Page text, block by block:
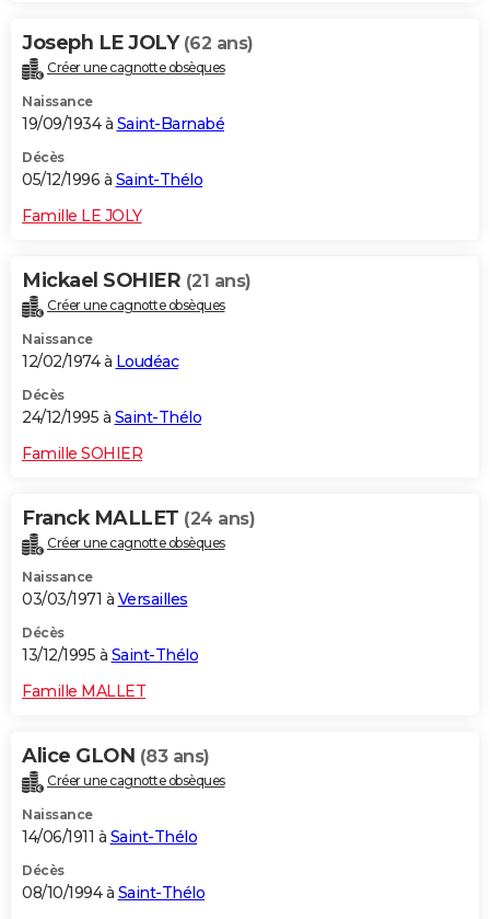
Joseph LE JOLY (62 ans)
Créer une cagnotte obsèques
Naissance
19/09/1934 à Saint-Barnabé
Décès
05/12/1996 à Saint-Thélo
Famille LE JOLY
Mickael SOHIER (21 ans)
Créer une cagnotte obsèques
Naissance
12/02/1974 à Loudéac
Décès
24/12/1995 à Saint-Thélo
Famille SOHIER
Franck MALLET (24 ans)
Créer une cagnotte obsèques
Naissance
03/03/1971 à Versailles
Décès
13/12/1995 à Saint-Thélo
Famille MALLET
Alice GLON (83 ans)
Créer une cagnotte obsèques
Naissance
14/06/1911 à Saint-Thélo
Décès
08/10/1994 à Saint-Thélo